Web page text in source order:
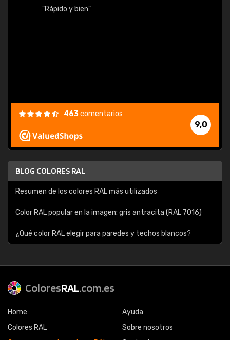
"Rápido y bien"
9,0
463comentarios
BLOG COLORES RAL
Resumen de los colores RAL más utilizados
Color RAL popular en la imagen: gris antracita (RAL 7016)
¿Qué color RAL elegir para paredes y techos blancos?
ColoresRAL.com.es
Home
Colores RAL
Ayuda
Sobre nosotros